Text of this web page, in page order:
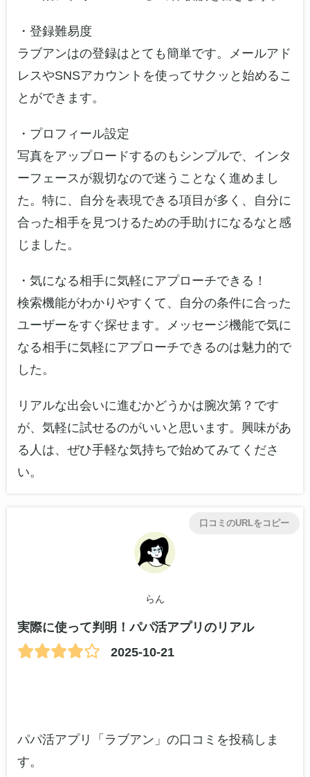
・登録難易度
ラブアンはの登録はとても簡単です。メールアド
レスやSNSアカウントを使ってサクッと始めるこ
とができます。
・プロフィール設定
写真をアップロードするのもシンプルで、インタ
ーフェースが親切なので迷うことなく進めまし
た。特に、自分を表現できる項目が多く、自分に
合った相手を見つけるための手助けになるなと感
じました。
・気になる相手に気軽にアプローチできる！
検索機能がわかりやすくて、自分の条件に合った
ユーザーをすぐ探せます。メッセージ機能で気に
なる相手に気軽にアプローチできるのは魅力的で
した。
リアルな出会いに進むかどうかは腕次第？です
が、気軽に試せるのがいいと思います。興味があ
る人は、ぜひ手軽な気持ちで始めてみてくださ
い。
らん
実際に使って判明！パパ活アプリのリアル
2025-10-21
パパ活アプリ「ラブアン」の口コミを投稿しま
す。
口コミのURLをコピー